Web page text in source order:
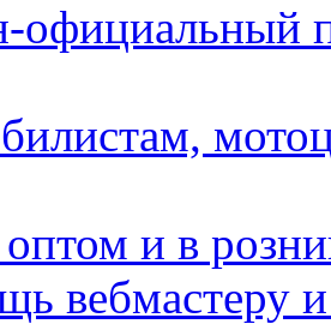
официальный
и в
вебмастеру и